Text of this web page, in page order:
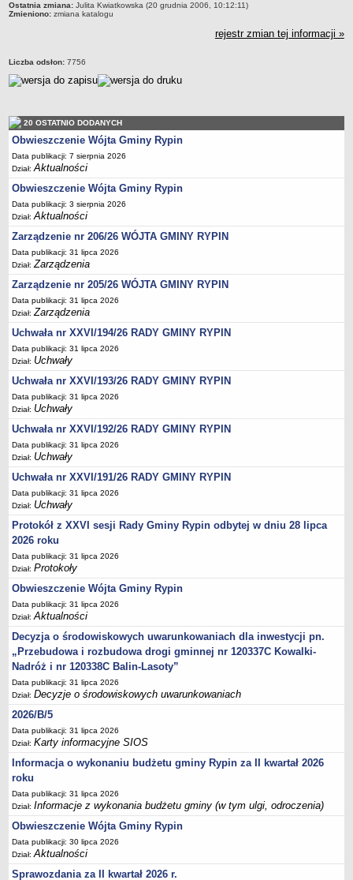
Dane teleadresowe
Nr konta bankowego, NIP, REGON
Kompetencje referatów
Regulamin organizacyjny
Regulamin naboru na wolne stanowiska urzędnicze
Ogłoszenia o naborze na wolne stanowiska urzędnicze
Lista kandydatów spełniających wymagania formalne w naborach na
wolne stanowiska urzędnicze
Wyniki naboru na wolne stanowiska urzędnicze
Petycje
Sygnaliści
Galeria
Raporty o stanie dostępności
Wnioski
WŁADZE I STRUKTURA
Struktura organizacyjna
Rada gminy
Wójt
Urząd gminy
Jednostki organizacyjne, GOPS, Instytucja kultury, OSP
Jednostki pomocnicze - sołectwa
Plan pracy komisji rewizyjnej
Sesje Rady Gminy Rypin
Statut
Strategia rozwoju
Uchwały
Projekty uchwał
Protokoły
Imienne wykazy głosowań radnych
Postać dokumentów
Akty Prawne, Dzienniki Ustaw, Monitory Polskie
Prawo miejscowe
Zarządzenia
Studium uwarunkowań i kierunków zagospodarowania
Dane przestrzenne - MPZP
Stałe obwody głosowania, numery, granice oraz siedziby
obwodowych komisji wyborczych, opis granic okręgów wyborczych
Plan ogólny gminy Rypin
Ostatnia zmiana: Julita Kwiatkowska (20 grudnia 2006, 10:12:11)
Zmieniono: zmiana katalogu
rejestr zmian tej informacji »
Liczba odsłon: 7756
20 OSTATNIO DODANYCH
Obwieszczenie Wójta Gminy Rypin
Data publikacji: 7 sierpnia 2026
Dział:Aktualności
Obwieszczenie Wójta Gminy Rypin
Data publikacji: 3 sierpnia 2026
Dział:Aktualności
Zarządzenie nr 206/26 WÓJTA GMINY RYPIN
Data publikacji: 31 lipca 2026
Dział:Zarządzenia
Zarządzenie nr 205/26 WÓJTA GMINY RYPIN
Data publikacji: 31 lipca 2026
Dział:Zarządzenia
Uchwała nr XXVI/194/26 RADY GMINY RYPIN
Data publikacji: 31 lipca 2026
Dział: Uchwały
Uchwała nr XXVI/193/26 RADY GMINY RYPIN
Data publikacji: 31 lipca 2026
Dział: Uchwały
Uchwała nr XXVI/192/26 RADY GMINY RYPIN
Data publikacji: 31 lipca 2026
Dział: Uchwały
Uchwała nr XXVI/191/26 RADY GMINY RYPIN
Data publikacji: 31 lipca 2026
Dział: Uchwały
Protokół z XXVI sesji Rady Gminy Rypin odbytej w dniu 28 lipca
2026 roku
Data publikacji: 31 lipca 2026
Dział:Protokoły
Obwieszczenie Wójta Gminy Rypin
Data publikacji: 31 lipca 2026
Dział:Aktualności
Decyzja o środowiskowych uwarunkowaniach dla inwestycji pn.
„Przebudowa i rozbudowa drogi gminnej nr 120337C Kowalki-
Nadróż i nr 120338C Balin-Lasoty”
Data publikacji: 31 lipca 2026
Dział:Decyzje o środowiskowych uwarunkowaniach
2026/B/5
Data publikacji: 31 lipca 2026
Dział:Karty informacyjne SIOS
Informacja o wykonaniu budżetu gminy Rypin za II kwartał 2026
roku
Data publikacji: 31 lipca 2026
Dział:Informacje z wykonania budżetu gminy (w tym ulgi, odroczenia)
Obwieszczenie Wójta Gminy Rypin
Data publikacji: 30 lipca 2026
Dział:Aktualności
Sprawozdania za II kwartał 2026 r.